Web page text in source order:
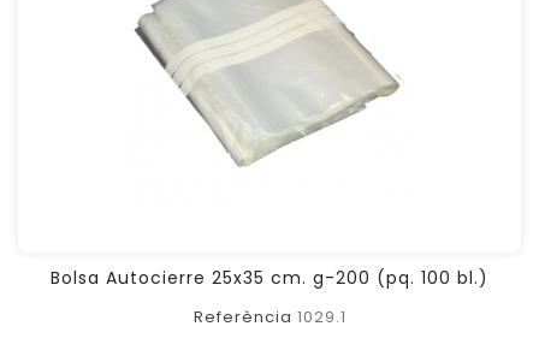
Bolsa Autocierre 25x35 cm. g-200 (pq. 100 bl.)
Referència 1029.1